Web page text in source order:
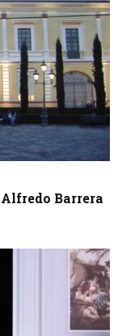
Barrera